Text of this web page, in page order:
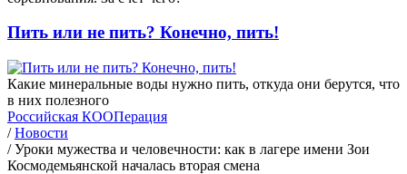
Пить или не пить? Конечно, пить!
Какие минеральные воды нужно пить, откуда они берутся, что
в них полезного
Российская КООПерация
/ Новости
/ Уроки мужества и человечности: как в лагере имени Зои
Космодемьянской началась вторая смена